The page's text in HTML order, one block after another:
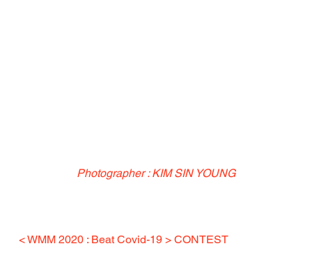
Photographer : KIM SIN YOUNG
< WMM 2020 : Beat Covid-19 > CONTEST